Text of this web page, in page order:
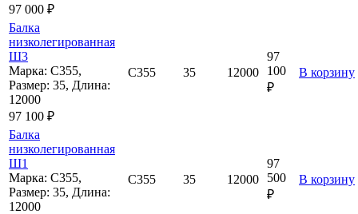
97 000 ₽
Балка
низколегированная
Ш3
Марка: С355,
Размер: 35, Длина:
12000
97 100 ₽
С355 35 12000
97
100
₽
В корзину
Балка
низколегированная
Ш1
Марка: С355,
Размер: 35, Длина:
12000
С355 35 12000
97
500
₽
В корзину